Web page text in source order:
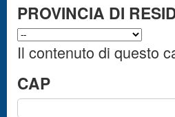
PROVINCIA DI
Il contenuto di questo
CAP